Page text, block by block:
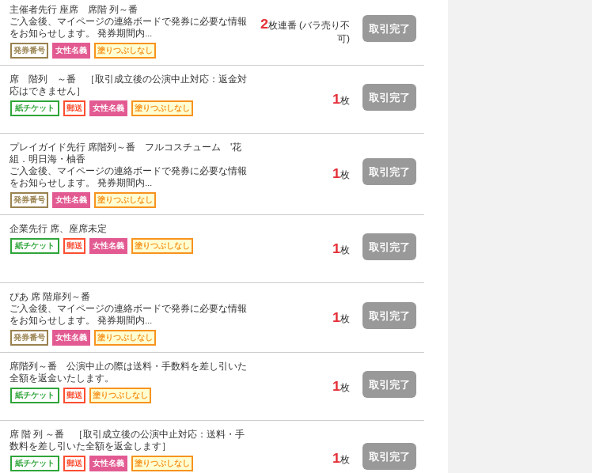
主催者先行 座席 席階 列～番
ご入金後、マイページの連絡ボードで発券に必要な情報
をお知らせします。 発券期間内...
発券番号 女性名義 塗りつぶしなし
2枚連番 (バラ売り不
可)
取引完了
席 階列 ～番 ［取引成立後の公演中止対応：返金対
応はできません］
紙チケット 郵送 女性名義 塗りつぶしなし
1枚 取引完了
プレイガイド先行 席階列～番 フルコスチューム '花
組．明日海・柚香
ご入金後、マイページの連絡ボードで発券に必要な情報
をお知らせします。 発券期間内...
発券番号 女性名義 塗りつぶしなし
1枚 取引完了
企業先行 席、座席未定
紙チケット 郵送 女性名義 塗りつぶしなし 1枚 取引完了
ぴあ 席 階扉列～番
ご入金後、マイページの連絡ボードで発券に必要な情報
をお知らせします。 発券期間内...
発券番号 女性名義 塗りつぶしなし
1枚 取引完了
席階列～番 公演中止の際は送料・手数料を差し引いた
全額を返金いたします。
紙チケット 郵送 塗りつぶしなし
1枚 取引完了
席 階 列 ～番 ［取引成立後の公演中止対応：送料・手
数料を差し引いた全額を返金します］
紙チケット 郵送 女性名義 塗りつぶしなし 1枚 取引完了